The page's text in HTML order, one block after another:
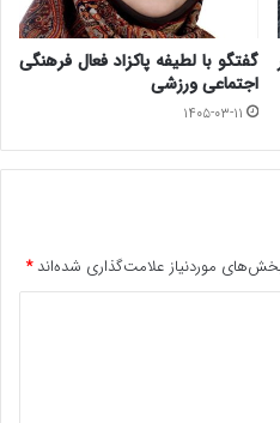
گفتگو با لطیفه پاکزاد فعال فرهنگی
اجتماعی ورزشی
۱۴۰۵-۰۳-۱۱
موردنیاز علامت‌گذاری شده‌اند*